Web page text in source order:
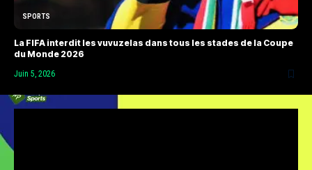
SPORTS
La FIFA interdit les vuvuzelas dans tous les stades de la Coupe
du Monde 2026
Juin 5, 2026